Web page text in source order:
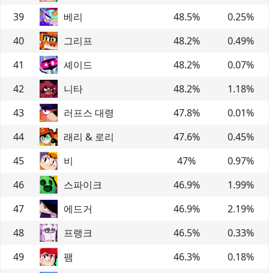
39
베리 48.5% 0.25%
40
그리프 48.2% 0.49%
41
셰이드 48.2% 0.07%
42
니타 48.2% 1.18%
43
러프스 대령 47.8% 0.01%
44
래리 & 로리 47.6% 0.45%
45
비 47% 0.97%
46
스파이크 46.9% 1.99%
47
에드거 46.9% 2.19%
48
프랭크 46.5% 0.33%
49
팸 46.3% 0.18%